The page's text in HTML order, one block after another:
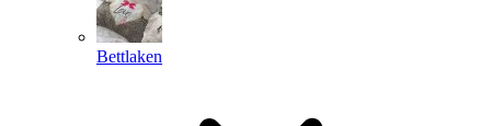
Bettlaken